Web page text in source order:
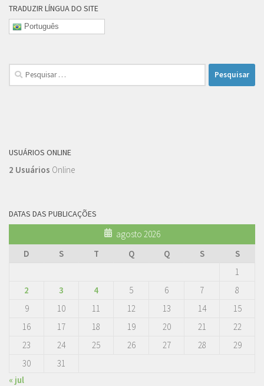
TRADUZIR LÍNGUA DO SITE
Português
Pesquisar
por:
USUÁRIOS ONLINE
2 Usuários Online
DATAS DAS PUBLICAÇÕES
agosto 2026
D
S T Q Q S
S
1
2
3 4 5 6 7
8
9
10 11 12 13 14
15
16
17 18 19 20 21
22
23
24 25 26 27 28
29
30
31
« jul